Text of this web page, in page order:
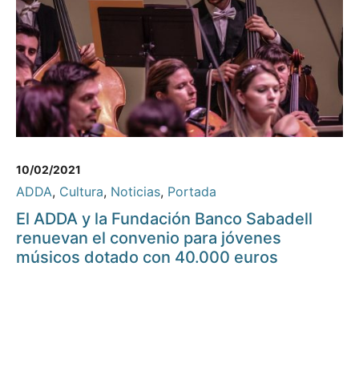
10/02/2021
ADDA, Cultura, Noticias, Portada
El ADDA y la Fundación Banco Sabadell
renuevan el convenio para jóvenes
músicos dotado con 40.000 euros